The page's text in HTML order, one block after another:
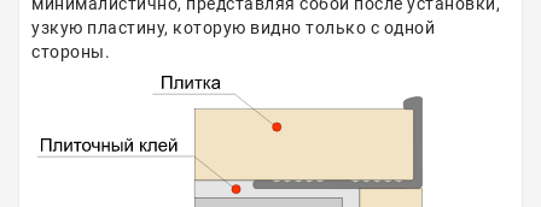
узкую пластину, которую видно только с одной
стороны.